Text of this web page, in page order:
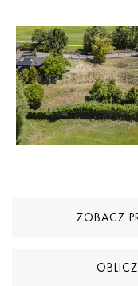
umożliwia
Daje to rzadką
zarówno jako
Lokalizacja łączy
lokalnych udogodnień,
To dobrze
Dzięki prestiżowej
miarę w jednej z
ZOBACZ